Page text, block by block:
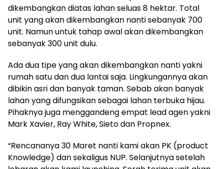
dikembangkan diatas lahan seluas 8 hektar. Total
unit yang akan dikembangkan nanti sebanyak 700
unit. Namun untuk tahap awal akan dikembangkan
sebanyak 300 unit dulu.
Ada dua tipe yang akan dikembangkan nanti yakni
rumah satu dan dua lantai saja. Lingkungannya akan
dibikin asri dan banyak taman. Sebab akan banyak
lahan yang difungsikan sebagai lahan terbuka hijau.
Pihaknya juga menggandeng empat lead agen yakni
Mark Xavier, Ray White, Sieto dan Propnex.
“Rencananya 30 Maret nanti kami akan PK (product
Knowledge) dan sekaligus NUP. Selanjutnya setelah